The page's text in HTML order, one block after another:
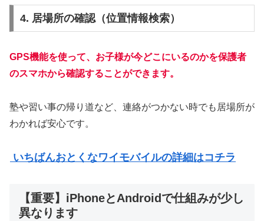
4. 居場所の確認（位置情報検索）
GPS機能を使って、お子様が今どこにいるのかを保護者
のスマホから確認することができます。
塾や習い事の帰り道など、連絡がつかない時でも居場所が
わかれば安心です。
いちばんおとくなワイモバイルの詳細はコチラ
【重要】iPhoneとAndroidで仕組みが少し
異なります